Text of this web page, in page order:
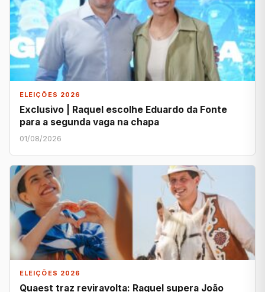
ELEIÇÕES 2026
Exclusivo | Raquel escolhe Eduardo da Fonte
para a segunda vaga na chapa
01/08/2026
ELEIÇÕES 2026
Quaest traz reviravolta: Raquel supera João